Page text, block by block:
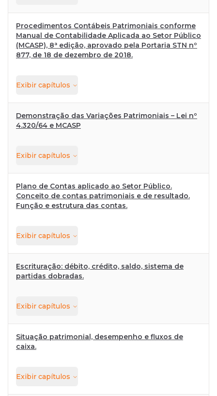
Procedimentos Contábeis Patrimoniais conforme
Manual de Contabilidade Aplicada ao Setor Público
(MCASP), 8ª edição, aprovado pela Portaria STN nº
877, de 18 de dezembro de 2018.
Exibir capítulos
Demonstração das Variações Patrimoniais – Lei nº
4.320/64 e MCASP
Exibir capítulos
Plano de Contas aplicado ao Setor Público.
Conceito de contas patrimoniais e de resultado.
Função e estrutura das contas.
Exibir capítulos
Escrituração: débito, crédito, saldo, sistema de
partidas dobradas.
Exibir capítulos
Situação patrimonial, desempenho e fluxos de
caixa.
Exibir capítulos